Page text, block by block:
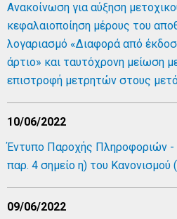
Ανακοίνωση για αύξηση
κεφαλαιοποίηση μέρους του
λογαριασμό «Διαφορά από
άρτιο» και ταυτόχρονη μείωση
επιστροφή μετρητών στους
10/06/2022
Έντυπο Παροχής Πληροφοριών
παρ. 4 σημείο η) του
09/06/2022